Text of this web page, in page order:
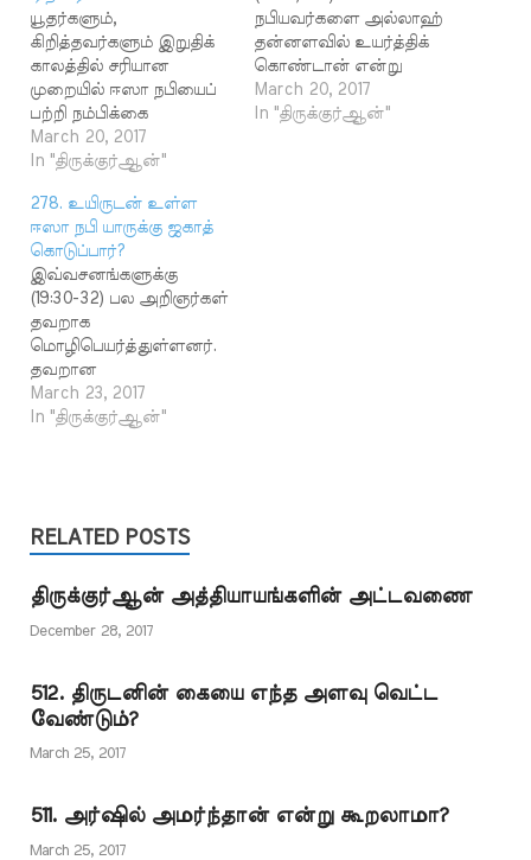
யூதர்களும்,
கிறித்தவர்களும் இறுதிக்
காலத்தில் சரியான
முறையில் ஈஸா நபியைப்
பற்றி நம்பிக்கை
கொள்வார்கள் என்று
இவ்வசனத்தில் (4:159)
யூதர்களைப் பொறுத்த
வரை அவர்கள் ஈஸா
நபியின் பகிரங்கமான
எதிரிகளாக இருந்தனர்.
ஈஸா நபியை அவர்கள்
ஏற்றுக் கொள்ளவில்லை.
தவறான வழியில்
பிறந்தவர் என்று ஈஸா
நபியை விமர்சனம்
செய்தனர். கிறிஸ்தவர்கள்
நம்பவில்லை; எவ்வாறு
March 20, 2017
In "திருக்குர்ஆன்"
நபியவர்களை அல்லாஹ்
தன்னளவில் உயர்த்திக்
கொண்டான் என்று
கூறுகின்றன. ஈஸா நபி
சிலுவையில் அறைந்து
என்று மட்டும்
March 20, 2017
In "திருக்குர்ஆன்"
278. உயிருடன் உள்ள
ஈஸா நபி யாருக்கு ஜகாத்
கொடுப்பார்?
இவ்வசனங்களுக்கு
(19:30-32) பல அறிஞர்கள்
தவறாக
மொழிபெயர்த்துள்ளனர்.
தவறான
மொழிபெயர்ப்பின்
காரணமாக ஒரு சாரார்
காட்டுகிறார்கள். சரியான
மொழிபெயர்ப்பின் படி
ஈஸா நபி மரணித்து
விட்டார்கள் என்ற
கருத்தை நேரடியாகவோ,
இவ்வசனங்கள்
தரவில்லை. எனவே எந்த
மொழிபெயர்ப்பு சரியானது
என்பதைத் தக்க
நான் அல்லாஹ்வின்
அடிமையாவேன். எனக்கு
March 23, 2017
In "திருக்குர்ஆன்"
RELATED POSTS
திருக்குர்ஆன் அத்தியாயங்களின் அட்டவணை
December 28, 2017
512. திருடனின் கையை எந்த அளவு வெட்ட
வேண்டும்?
March 25, 2017
511. அர்ஷில் அமர்ந்தான் என்று கூறலாமா?
March 25, 2017